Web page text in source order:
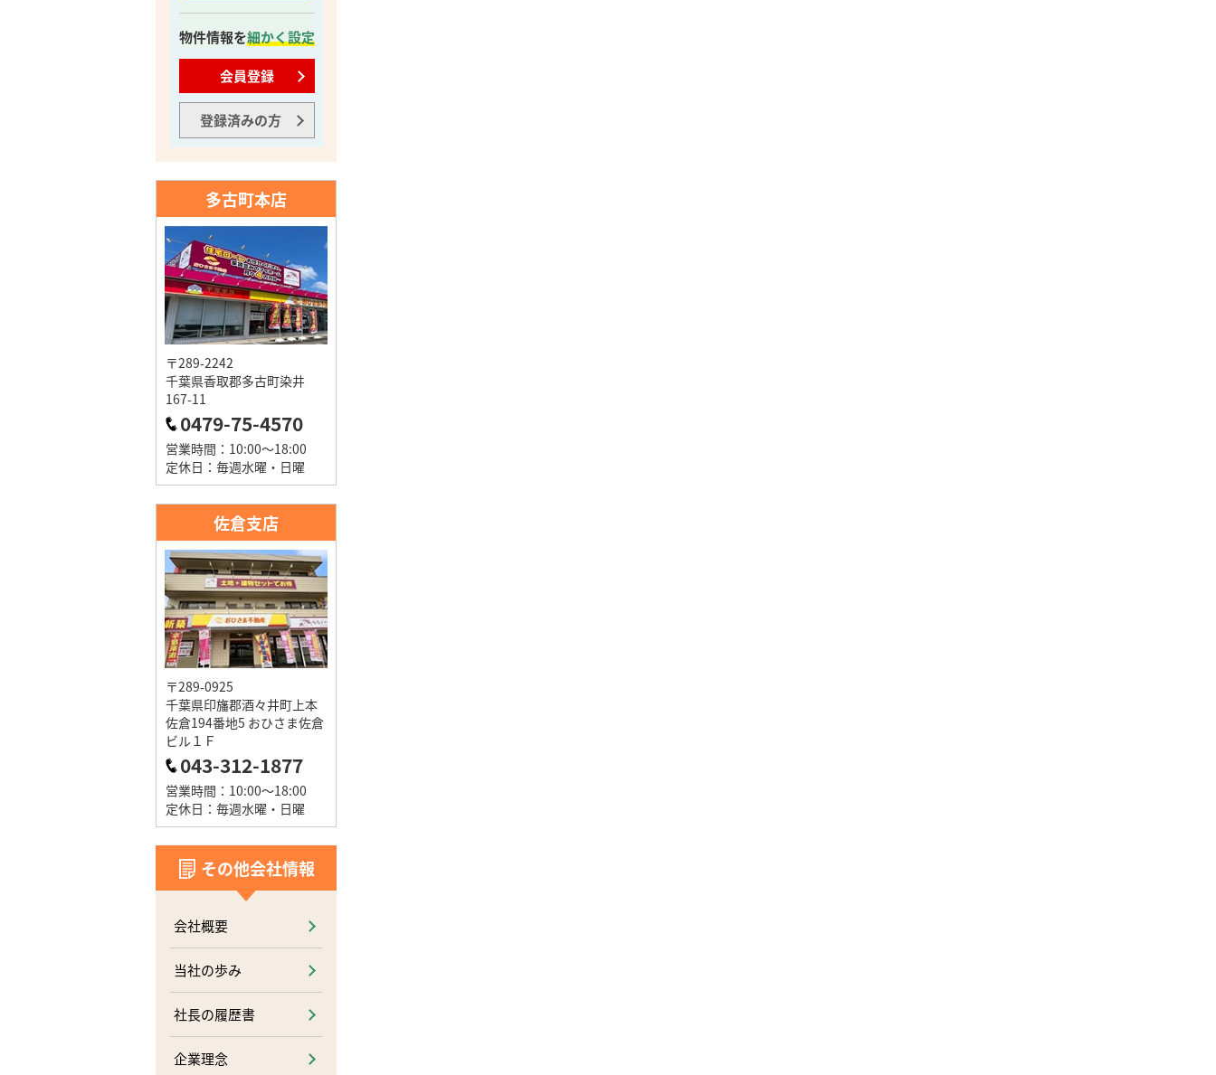
物件情報を細かく設定
会員登録
登録済みの方
多古町本店
〒289-2242
千葉県香取郡多古町染井
167-11
0479-75-4570
営業時間：10:00～18:00
定休日：毎週水曜・日曜
佐倉支店
〒289-0925
千葉県印旛郡酒々井町上本
佐倉194番地5 おひさま佐倉
ビル１Ｆ
043-312-1877
営業時間：10:00～18:00
定休日：毎週水曜・日曜
その他会社情報
会社概要
当社の歩み
社長の履歴書
企業理念